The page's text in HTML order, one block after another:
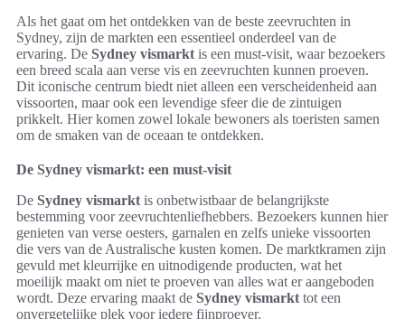
Als het gaat om het ontdekken van de beste zeevruchten in
Sydney, zijn de markten een essentieel onderdeel van de
ervaring. De Sydney vismarkt is een must-visit, waar bezoekers
een breed scala aan verse vis en zeevruchten kunnen proeven.
Dit iconische centrum biedt niet alleen een verscheidenheid aan
vissoorten, maar ook een levendige sfeer die de zintuigen
prikkelt. Hier komen zowel lokale bewoners als toeristen samen
om de smaken van de oceaan te ontdekken.
De Sydney vismarkt: een must-visit
De Sydney vismarkt is onbetwistbaar de belangrijkste
bestemming voor zeevruchtenliefhebbers. Bezoekers kunnen hier
genieten van verse oesters, garnalen en zelfs unieke vissoorten
die vers van de Australische kusten komen. De marktkramen zijn
gevuld met kleurrijke en uitnodigende producten, wat het
moeilijk maakt om niet te proeven van alles wat er aangeboden
wordt. Deze ervaring maakt de Sydney vismarkt tot een
onvergetelijke plek voor iedere fijnproever.